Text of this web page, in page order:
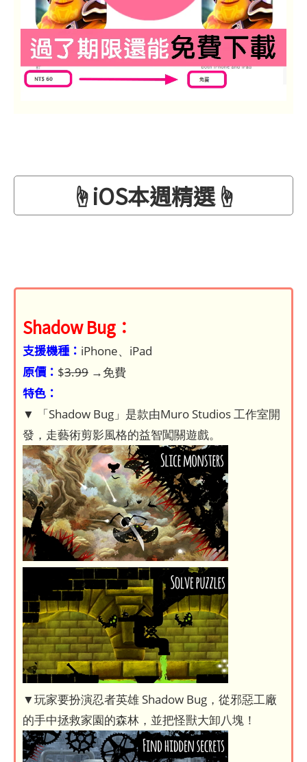
☝iOS本週精選☝
Shadow Bug：
支援機種： iPhone、iPad
原價： $3.99 →免費
特色：
▼ 「Shadow Bug」是款由Muro Studios 工作室開
發，走藝術剪影風格的益智闖關遊戲。
▼玩家要扮演忍者英雄 Shadow Bug，從邪惡工廠
的手中拯救家園的森林，並把怪獸大卸八塊！